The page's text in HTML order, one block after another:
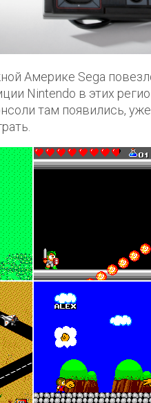
Америке Sega
Nintendo в этих
там появились,